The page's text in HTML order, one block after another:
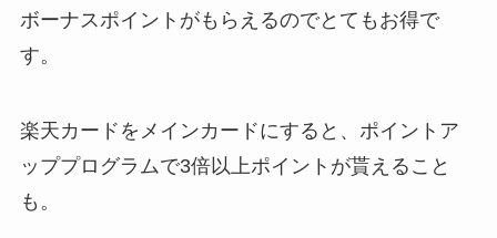
ボーナスポイントがもらえるのでとてもお得で
す。
楽天カードをメインカードにすると、ポイントア
ッププログラムで3倍以上ポイントが貰えること
も。